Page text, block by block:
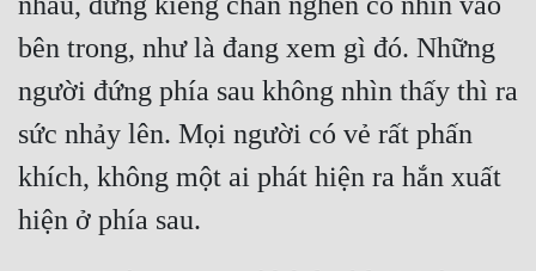
Cổ Đại
Du Hí
Dã Sử
Dị Năng
bên trong, như là đang xem gì đó. Những
người đứng phía sau không nhìn thấy thì ra
sức nhảy lên. Mọi người có vẻ rất phấn
khích, không một ai phát hiện ra hắn xuất
hiện ở phía sau.